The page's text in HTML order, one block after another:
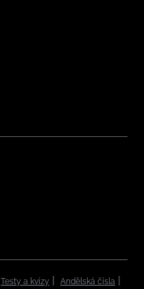
Testy a kvízy
Andělská čísla